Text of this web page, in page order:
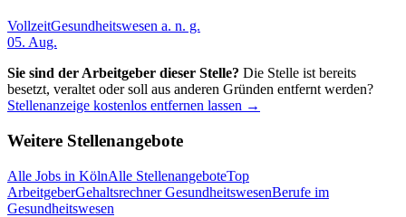
VollzeitGesundheitswesen a. n. g.
05. Aug.
Sie sind der Arbeitgeber dieser Stelle? Die Stelle ist bereits
besetzt, veraltet oder soll aus anderen Gründen entfernt werden?
Stellenanzeige kostenlos entfernen lassen →
Weitere Stellenangebote
Alle Jobs in KölnAlle StellenangeboteTop
ArbeitgeberGehaltsrechner GesundheitswesenBerufe im
Gesundheitswesen